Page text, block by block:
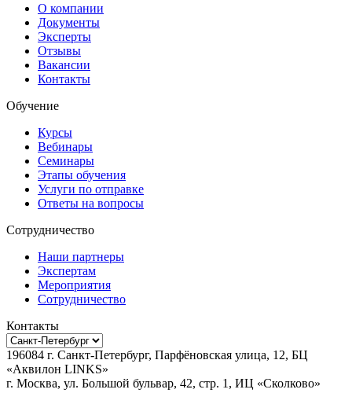
О компании
Документы
Эксперты
Отзывы
Вакансии
Контакты
Обучение
Курсы
Вебинары
Семинары
Этапы обучения
Услуги по отправке
Ответы на вопросы
Сотрудничество
Наши партнеры
Экспертам
Мероприятия
Сотрудничество
Контакты
196084 г. Санкт-Петербург, Парфёновская улица, 12, БЦ
«Аквилон LINKS»
г. Москва, ул. Большой бульвар, 42, стр. 1, ИЦ «Сколково»